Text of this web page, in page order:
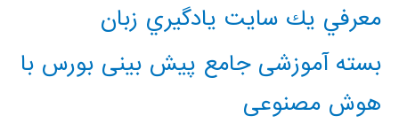
معرفي يك سايت يادگيري زبان
بسته آموزشی جامع پیش بینی بورس با
هوش مصنوعی